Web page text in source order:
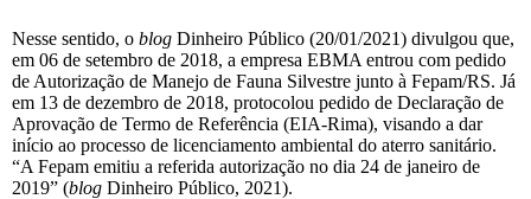
Nesse sentido, o blog Dinheiro Público (20/01/2021) divulgou que,
em 06 de setembro de 2018, a empresa EBMA entrou com pedido
de Autorização de Manejo de Fauna Silvestre junto à Fepam/RS. Já
em 13 de dezembro de 2018, protocolou pedido de Declaração de
Aprovação de Termo de Referência (EIA-Rima), visando a dar
início ao processo de licenciamento ambiental do aterro sanitário.
“A Fepam emitiu a referida autorização no dia 24 de janeiro de
2019” (blog Dinheiro Público, 2021).